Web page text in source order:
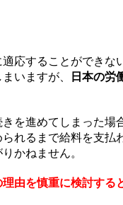
応することができな
いますが、
日本の労
を進めてしまった場
れるまで給料を支払
かねません。
由を慎重に検討する